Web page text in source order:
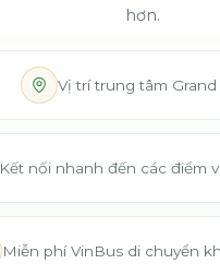
hơn.
Vị trí trung tâm Grand
Kết nối nhanh đến các điểm
Miễn phí VinBus di chuyển